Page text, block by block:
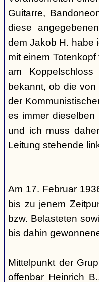
Guitarre,
diese
dem Jakob H. habe
mit einem
am
bekannt, ob die
der
es immer
und ich muss
Leitung stehende
Am 17. Februar
bis zu jenem
bzw. Belasteten
bis dahin
Mittelpunkt der
offenbar Heinrich